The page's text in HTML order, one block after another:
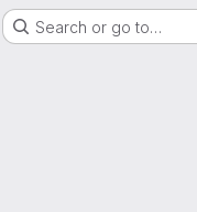
Search or go to…